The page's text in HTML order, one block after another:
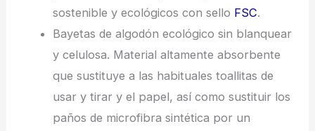
sostenible y ecológicos con sello FSC.
Bayetas de algodón ecológico sin blanquear
y celulosa. Material altamente absorbente
que sustituye a las habituales toallitas de
usar y tirar y el papel, así como sustituir los
paños de microfibra sintética por un